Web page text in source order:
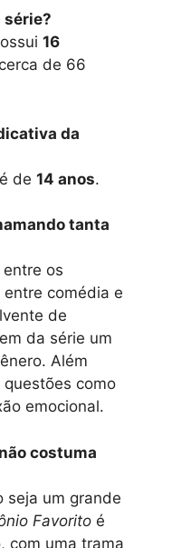
série?
16
de 66
da
de 14 anos.
tanta
os
comédia e
de
da série um
Além
como
emocional.
costuma
seja um grande
Favorito é
com uma trama